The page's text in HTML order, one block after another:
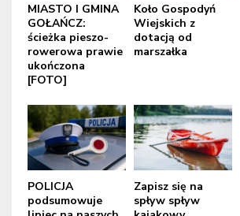
MIASTO I GMINA
GOŁAŃCZ:
ścieżka pieszo-
rowerowa prawie
ukończona
[FOTO]
Koło Gospodyń
Wiejskich z
dotacją od
marszałka
POLICJA
podsumowuje
Zapisz się na
spływ spływ